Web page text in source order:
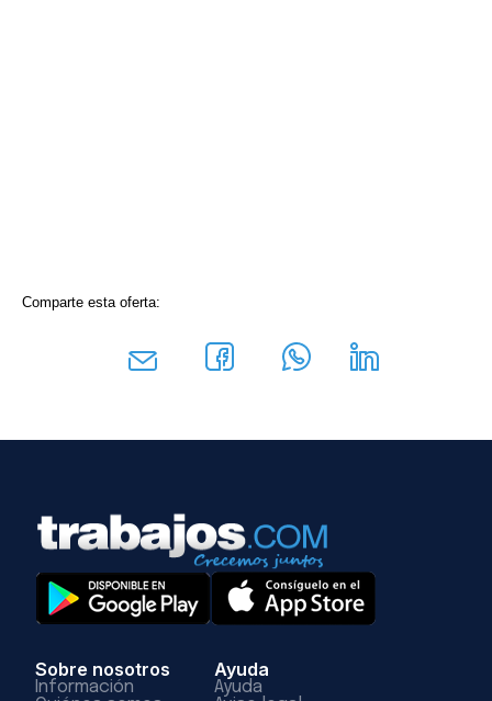
Comparte esta oferta:
Sobre nosotros
Información
Ayuda
Ayuda